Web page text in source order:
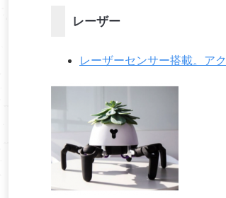
レーザー
レーザーセンサー搭載。ア